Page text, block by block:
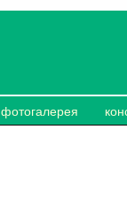
фотогалерея